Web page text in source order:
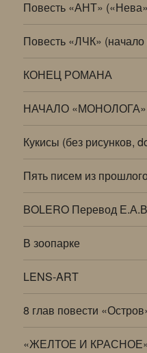
Повесть «АНТ»
Повесть «ЛЧК» (начало
КОНЕЦ РОМАНА
НАЧАЛО «МОНОЛОГА»
Кукисы (без рисунков,
Пять писем из
BOLERO Перевод
В зоопарке
LENS-ART
8 глав повести
«ЖЕЛТОЕ И КРАСНОЕ»